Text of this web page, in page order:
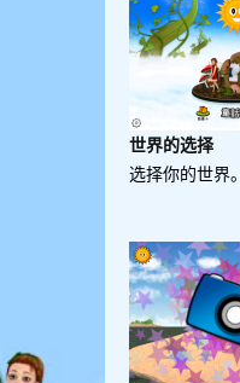
世界的选择
选择你的世界。